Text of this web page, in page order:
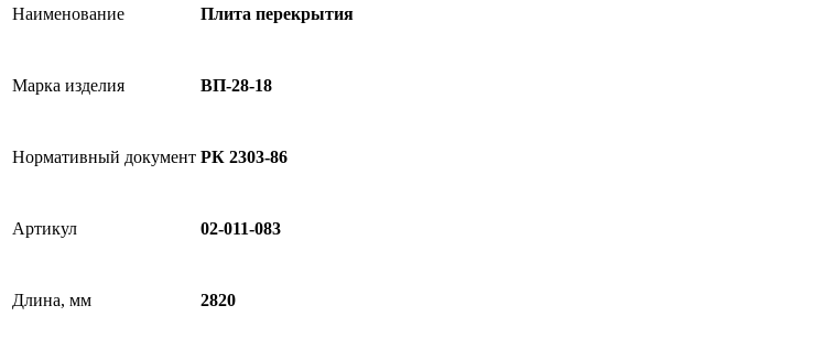
Наименование Плита перекрытия
Марка изделия ВП-28-18
Нормативный документ РК 2303-86
Артикул 02-011-083
Длина, мм 2820